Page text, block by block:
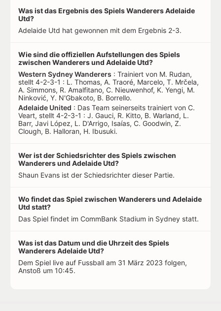
Was ist das Ergebnis des Spiels Wanderers Adelaide
Utd?
Adelaide Utd hat gewonnen mit dem Ergebnis 2-3.
Wie sind die offiziellen Aufstellungen des Spiels
zwischen Wanderers und Adelaide Utd?
Western Sydney Wanderers : Trainiert von M. Rudan,
stellt 4-2-3-1 : L. Thomas, A. Traoré, Marcelo, T. Mrčela,
A. Simmons, R. Amalfitano, C. Nieuwenhof, K. Yengi, M.
Ninković, Y. N'Gbakoto, B. Borrello.
Adelaide United : Das Team seinerseits trainiert von C.
Veart, stellt 4-2-3-1 : J. Gauci, R. Kitto, B. Warland, L.
Barr, Javi López, L. D'Arrigo, Isaías, C. Goodwin, Z.
Clough, B. Halloran, H. Ibusuki.
Wer ist der Schiedsrichter des Spiels zwischen
Wanderers und Adelaide Utd?
Shaun Evans ist der Schiedsrichter dieser Partie.
Wo findet das Spiel zwischen Wanderers und Adelaide
Utd statt?
Das Spiel findet im CommBank Stadium in Sydney statt.
Was ist das Datum und die Uhrzeit des Spiels
Wanderers Adelaide Utd?
Dem Spiel live auf Fussball am 31 März 2023 folgen,
Anstoß um 10:45.